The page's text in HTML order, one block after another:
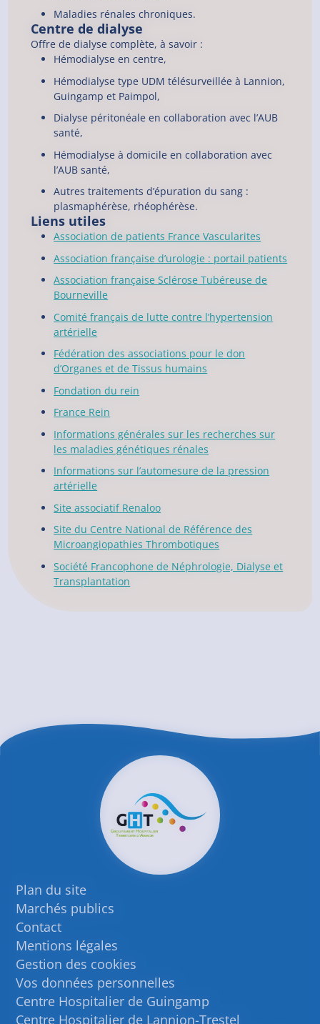
Maladies rénales chroniques.
Centre de dialyse
Offre de dialyse complète, à savoir :
Hémodialyse en centre,
Hémodialyse type UDM télésurveillée à Lannion,
Guingamp et Paimpol,
Dialyse péritonéale en collaboration avec l’AUB
santé,
Hémodialyse à domicile en collaboration avec
l’AUB santé,
Autres traitements d’épuration du sang :
plasmaphérèse, rhéophérèse.
Liens utiles
Association de patients France Vascularites
Association française d’urologie : portail patients
Association française Sclérose Tubéreuse de
Bourneville
Comité français de lutte contre l’hypertension
artérielle
Fédération des associations pour le don
d’Organes et de Tissus humains
Fondation du rein
France Rein
Informations générales sur les recherches sur
les maladies génétiques rénales
Informations sur l’automesure de la pression
artérielle
Site associatif Renaloo
Site du Centre National de Référence des
Microangiopathies Thrombotiques
Société Francophone de Néphrologie, Dialyse et
Transplantation
Plan du site
Marchés publics
Contact
Mentions légales
Gestion des cookies
Vos données personnelles
Centre Hospitalier de Guingamp
Centre Hospitalier de Lannion-Trestel